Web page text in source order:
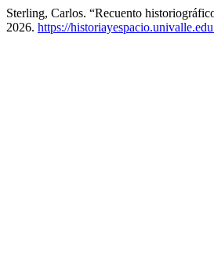
Sterling, Carlos. “Recuento
2026. https://